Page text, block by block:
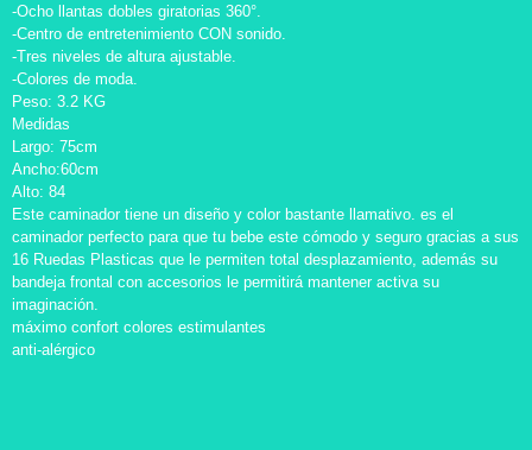
-Ocho llantas dobles giratorias 360°.
-Centro de entretenimiento CON sonido.
-Tres niveles de altura ajustable.
-Colores de moda.
Peso: 3.2 KG
Medidas
Largo: 75cm
Ancho:60cm
Alto: 84
Este caminador tiene un diseño y color bastante llamativo. es el
caminador perfecto para que tu bebe este cómodo y seguro gracias a sus
16 Ruedas Plasticas que le permiten total desplazamiento, además su
bandeja frontal con accesorios le permitirá mantener activa su
imaginación.
máximo confort colores estimulantes
anti-alérgico